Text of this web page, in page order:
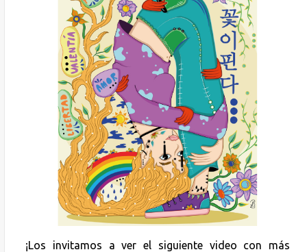
¡Los invitamos a ver el siguiente video con más